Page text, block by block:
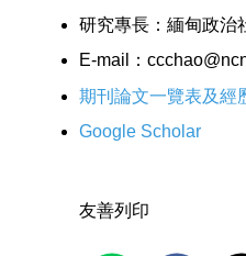
研究專長：緬甸政治
E-mail
：
期刊論文一覽表及經
Google Scholar
友善列印